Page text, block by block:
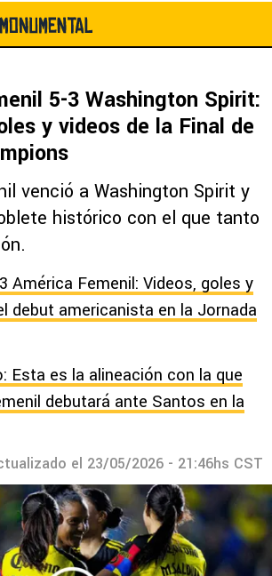
5-3 Washington Spirit:
y videos de la Final de
venció a Washington Spirit y
histórico con el que tanto
América Femenil: Videos, goles y
debut americanista en la Jornada
Esta es la alineación con la que
debutará ante Santos en la
el 23/05/2026 - 21:46hs CST